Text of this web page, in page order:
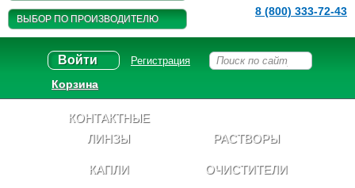
ВЫБОР ПО ПРОИЗВОДИТЕЛЮ
8 (800) 333-72-43
Войти Регистрация
Корзина
КОНТАКТНЫЕ
ЛИНЗЫ
РАСТВОРЫ
КАПЛИ ОЧИСТИТЕЛИ